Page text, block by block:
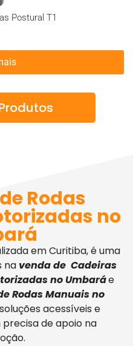
Postural T1
Rodas
no
em Curitiba, é uma
na venda de Cadeiras
no Umbaráe
Rodas Manuais no
acessíveis e
de apoio na